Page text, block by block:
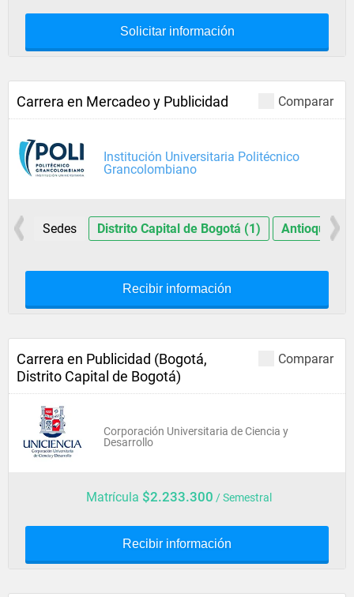
Solicitar información
Comparar
Carrera en Mercadeo y Publicidad
Institución Universitaria Politécnico
Grancolombiano
Sedes Distrito Capital de Bogotá (1) Antioquia
Recibir información
Comparar
Carrera en Publicidad (Bogotá,
Distrito Capital de Bogotá)
Corporación Universitaria de Ciencia y
Desarrollo
Matrícula $2.233.300 / Semestral
Recibir información